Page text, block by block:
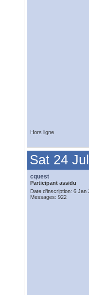
Hors ligne
Sat 24
cquest
Participant assidu
Date d'inscription: 6 Jan
Messages: 922